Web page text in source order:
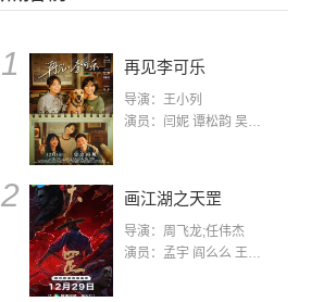
1 再见李可乐
导演：王小列
演员：闫妮 谭松韵 吴京 蒋龙 赵小棠 冯雷 李虎城 平安 小七 小可乐
2 画江湖之天罡
导演：周飞龙;任伟杰
演员：孟宇 阎么么 王凯 郭政建 阎萌萌 杨默 高枫 齐斯伽 刘芊含 马程